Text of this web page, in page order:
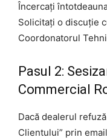
Încercați
Solicitați o discuție
Coordonatorul
Pasul 2:
Commercial
Dacă dealerul
Clientului” prin